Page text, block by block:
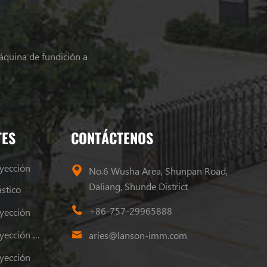
de fundición a
Máquina De Moldeo Por Inyección De Plástico
CONTÁCTENOS
No.6 Wusha Area, Shunpan Road,
Daliang, Shunde District
+86-757-29965888
aries@lanson-imm.com